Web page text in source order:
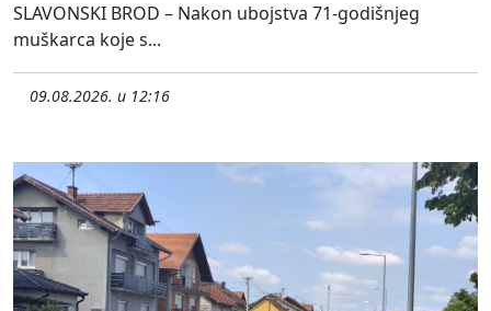
SLAVONSKI BROD – Nakon ubojstva 71-godišnjeg
muškarca koje s...
09.08.2026. u 12:16